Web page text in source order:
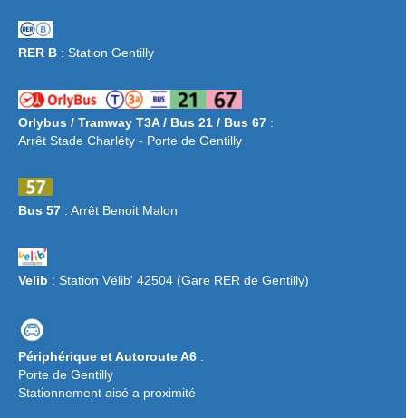
RER B : Station Gentilly
Orlybus / Tramway T3A / Bus 21 / Bus 67 :
Arrêt Stade Charléty - Porte de Gentilly
Bus 57 : Arrêt Benoit Malon
Velib : Station Vélib' 42504 (Gare RER de Gentilly)
Périphérique et Autoroute A6 :
Porte de Gentilly
Stationnement aisé a proximité